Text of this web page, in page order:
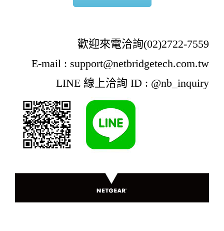
歡迎來電洽詢(02)2722-7559
E-mail : support@netbridgetech.com.tw
LINE 線上洽詢 ID : @nb_inquiry